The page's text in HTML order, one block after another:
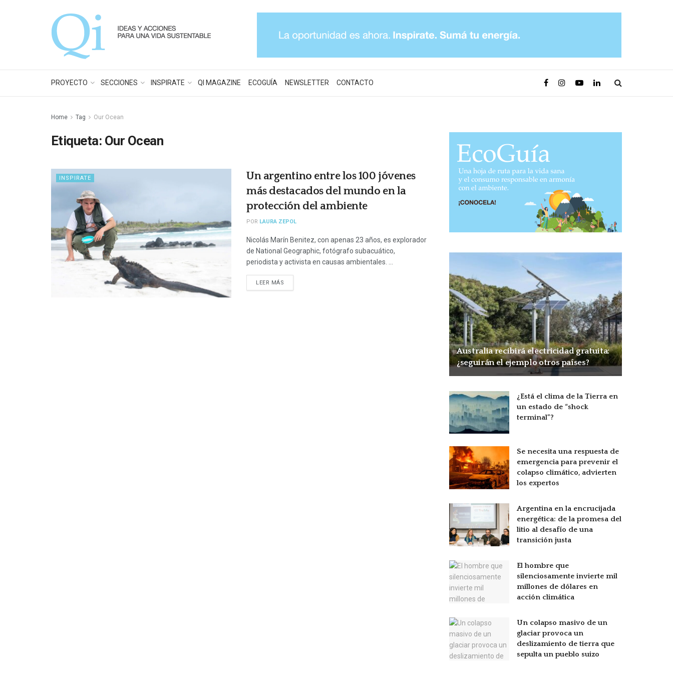
PROYECTO SECCIONES INSPIRATE QI MAGAZINE ECOGUÍA NEWSLETTER CONTACTO
Home Tag Our Ocean
Etiqueta: Our Ocean
INSPIRATE
Un argentino entre los 100 jóvenes
más destacados del mundo en la
protección del ambiente
POR LAURA ZEPOL
Nicolás Marín Benitez, con apenas 23 años, es explorador
de National Geographic, fotógrafo subacuático,
periodista y activista en causas ambientales. ...
LEER MÁS
Australia recibirá electricidad gratuita:
¿seguirán el ejemplo otros países?
¿Está el clima de la Tierra en
un estado de “shock
terminal”?
Se necesita una respuesta de
emergencia para prevenir el
colapso climático, advierten
los expertos
Argentina en la encrucijada
energética: de la promesa del
litio al desafío de una
transición justa
El hombre que
silenciosamente invierte mil
millones de dólares en
acción climática
Un colapso masivo de un
glaciar provoca un
deslizamiento de tierra que
sepulta un pueblo suizo